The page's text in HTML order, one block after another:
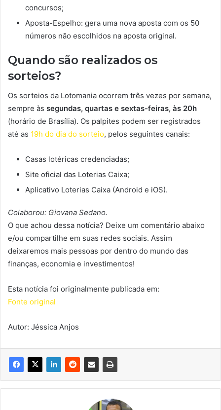
concursos;
Aposta-Espelho: gera uma nova aposta com os 50
números não escolhidos na aposta original.
Quando são realizados os
sorteios?
Os sorteios da Lotomania ocorrem três vezes por semana,
sempre às segundas, quartas e sextas-feiras, às 20h
(horário de Brasília). Os palpites podem ser registrados
até as 19h do dia do sorteio, pelos seguintes canais:
Casas lotéricas credenciadas;
Site oficial das Loterias Caixa;
Aplicativo Loterias Caixa (Android e iOS).
Colaborou: Giovana Sedano.
O que achou dessa notícia? Deixe um comentário abaixo
e/ou compartilhe em suas redes sociais. Assim
deixaremos mais pessoas por dentro do mundo das
finanças, economia e investimentos!
Esta notícia foi originalmente publicada em:
Fonte original
Autor: Jéssica Anjos